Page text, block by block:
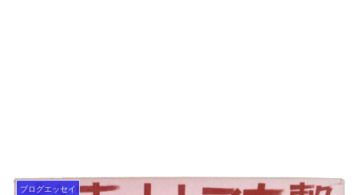
ブログエッセイ